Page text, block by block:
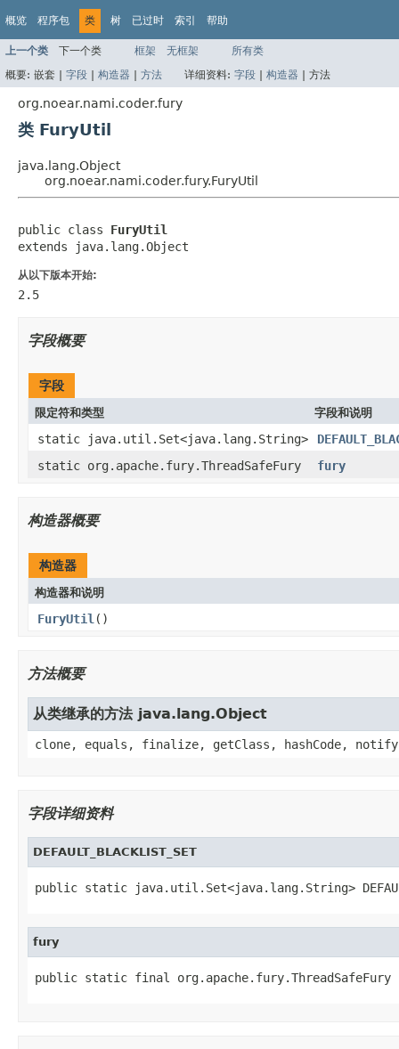
概览 程序包 类 树 已过时 索引 帮助
上一个类 下一个类 框架 无框架
所有类
概要: 嵌套 | 字段 | 构造器 | 方法 详细资料: 字段 | 构造器 | 方法
org.noear.nami.coder.fury
类 FuryUtil
java.lang.Object
org.noear.nami.coder.fury.FuryUtil
public class FuryUtil
extends java.lang.Object
从以下版本开始:
2.5
字段概要
字段
限定符和类型 字段和说明
static java.util.Set<java.lang.String>
static org.apache.fury.ThreadSafeFury
fury
构造器概要
构造器
构造器和说明
FuryUtil ()
方法概要
从类继承的方法 java.lang.Object
clone, equals, finalize, getClass, hashCode,
字段详细资料
DEFAULT_BLACKLIST_SET
public static java.util.Set<java.lang.String>
fury
public static final org.apache.fury.ThreadSafeFury